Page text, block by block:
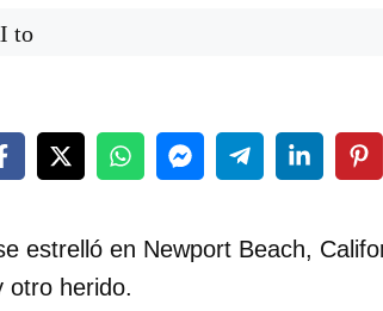
to
estrelló en Newport Beach,
otro herido.